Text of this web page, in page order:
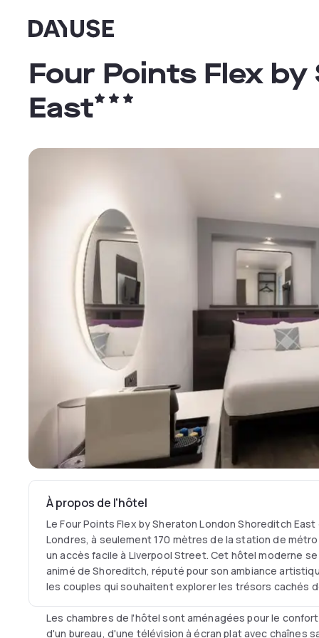
Dayuse
Four Points Flex
East
À propos de l'hôtel
Le Four Points Flex by Sheraton London Shoreditch
Londres, à seulement 170 mètres de la station de
un accès facile à Liverpool Street. Cet hôtel moderne
animé de Shoreditch, réputé pour son ambiance
les couples qui souhaitent explorer les trésors cachés
Les chambres de l'hôtel sont aménagées pour le
d'un bureau, d'une télévision à écran plat avec chaînes